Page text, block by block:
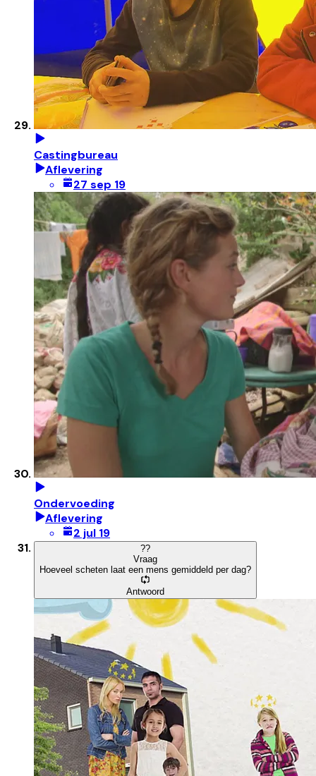
Castingbureau
Aflevering
27 sep 19
Ondervoeding
Aflevering
2 jul 19
??
Vraag
Hoeveel scheten laat een mens gemiddeld per dag?
Antwoord